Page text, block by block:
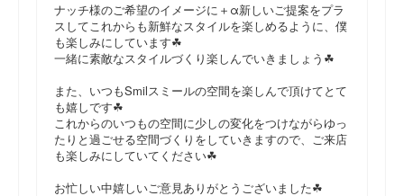
ナッチ様のご希望のイメージに＋α新しいご提案をプラ
スしてこれからも新鮮なスタイルを楽しめるように、僕
も楽しみにしています☘
一緒に素敵なスタイルづくり楽しんでいきましょう☘
また、いつもSmilスミールの空間を楽しんで頂けてとて
も嬉しです☘
これからのいつもの空間に少しの変化をつけながらゆっ
たりと過ごせる空間づくりをしていきますので、ご来店
も楽しみにしていてください☘
お忙しい中嬉しいご意見ありがとうございました☘